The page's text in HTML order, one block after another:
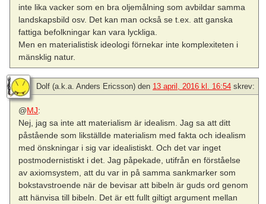
inte lika vacker som en bra oljemålning som avbildar samma
landskapsbild osv. Det kan man också se t.ex. att ganska
fattiga befolkningar kan vara lyckliga.
Men en materialistisk ideologi förnekar inte komplexiteten i
mänsklig natur.
Dolf (a.k.a. Anders Ericsson) den 13 april, 2016 kl. 16:54 skrev:
@MJ:
Nej, jag sa inte att materialism är idealism. Jag sa att ditt
påstående som likställde materialism med fakta och idealism
med önskningar i sig var idealistiskt. Och det var inget
postmodernistiskt i det. Jag påpekade, utifrån en förståelse
av axiomsystem, att du var in på samma sankmarker som
bokstavstroende när de bevisar att bibeln är guds ord genom
att hänvisa till bibeln. Det är ett fullt giltigt argument mellan